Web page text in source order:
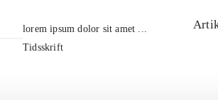
lorem ipsum dolor sit amet ...
Tidsskrift